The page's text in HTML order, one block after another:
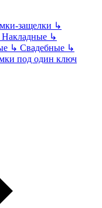
защелки ↳
Накладные ↳
↳ Свадебные ↳
под один ключ